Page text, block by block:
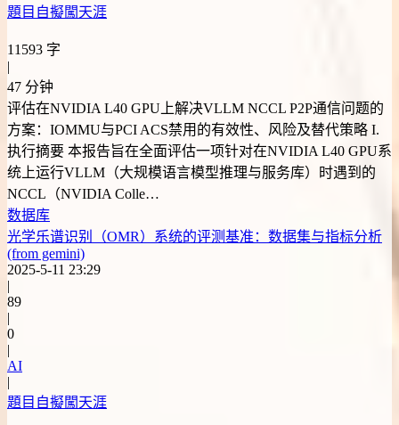
題目自擬闖天涯
11593 字
|
47 分钟
评估在NVIDIA L40 GPU上解决VLLM NCCL P2P通信问题的
方案：IOMMU与PCI ACS禁用的有效性、风险及替代策略 I.
执行摘要 本报告旨在全面评估一项针对在NVIDIA L40 GPU系
统上运行VLLM（大规模语言模型推理与服务库）时遇到的
NCCL（NVIDIA Colle…
数据库
光学乐谱识别（OMR）系统的评测基准：数据集与指标分析
(from gemini)
2025-5-11 23:29
|
89
|
0
|
AI
|
題目自擬闖天涯